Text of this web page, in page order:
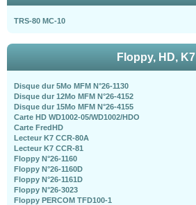
TRS-80 MC-10
Floppy, HD, K7
Disque dur 5Mo MFM N°26-1130
Disque dur 12Mo MFM N°26-4152
Disque dur 15Mo MFM N°26-4155
Carte HD WD1002-05/WD1002/HDO
Carte FredHD
Lecteur K7 CCR-80A
Lecteur K7 CCR-81
Floppy N°26-1160
Floppy N°26-1160D
Floppy N°26-1161D
Floppy N°26-3023
Floppy PERCOM TFD100-1